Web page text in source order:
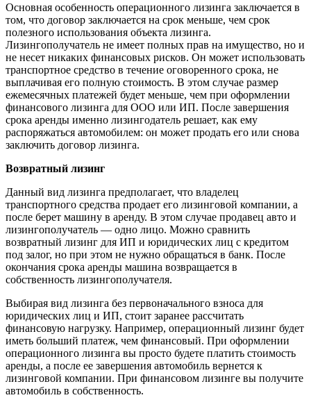
Основная особенность операционного лизинга заключается в
том, что договор заключается на срок меньше, чем срок
полезного использования объекта лизинга.
Лизингополучатель не имеет полных прав на имущество, но и
не несет никаких финансовых рисков. Он может использовать
транспортное средство в течение оговоренного срока, не
выплачивая его полную стоимость. В этом случае размер
ежемесячных платежей будет меньше, чем при оформлении
финансового лизинга для ООО или ИП. После завершения
срока аренды именно лизингодатель решает, как ему
распоряжаться автомобилем: он может продать его или снова
заключить договор лизинга.
Возвратный лизинг
Данный вид лизинга предполагает, что владелец
транспортного средства продает его лизинговой компании, а
после берет машину в аренду. В этом случае продавец авто и
лизингополучатель — одно лицо. Можно сравнить
возвратный лизинг для ИП и юридических лиц с кредитом
под залог, но при этом не нужно обращаться в банк. После
окончания срока аренды машина возвращается в
собственность лизингополучателя.
Выбирая вид лизинга без первоначального взноса для
юридических лиц и ИП, стоит заранее рассчитать
финансовую нагрузку. Например, операционный лизинг будет
иметь больший платеж, чем финансовый. При оформлении
операционного лизинга вы просто будете платить стоимость
аренды, а после ее завершения автомобиль вернется к
лизинговой компании. При финансовом лизинге вы получите
автомобиль в собственность.